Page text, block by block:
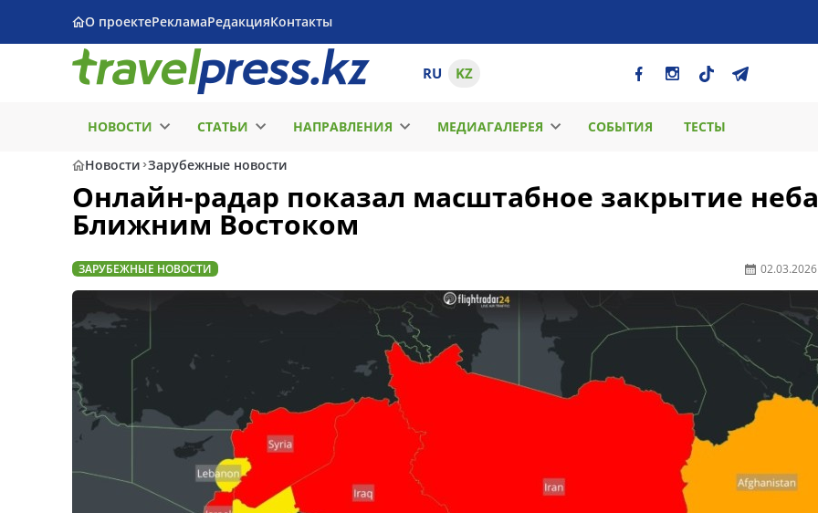
О проектеРекламаРедакцияКонтакты
RU KZ
НОВОСТИ СТАТЬИ НАПРАВЛЕНИЯ МЕДИАГАЛЕРЕЯ СОБЫТИЯ ТЕСТЫ
Новости Зарубежные новости
Онлайн-радар показал масштабное закрытие
Ближним Востоком
ЗАРУБЕЖНЫЕ НОВОСТИ 02.03.2026